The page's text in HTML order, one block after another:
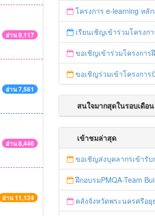
อ่าน 9,117
อ่าน 7,561
อ่าน 8,446
อ่าน 11,124
โครงการ e-learning หลักสูตร
เรียนเชิญเข้าร่วมโครงการอบรมจดหมายเหตุป
ขอเชิญเข้าร่วมโครงการฝึกอบรมของมู
ขอเชิญร่วมเข้าโครงการปัจฉิมนิเท
สนใจมากสุดในรอบเดือน
เข้าชมล่าสุด
ขอเชิญส่งบุคลากรเข้ารับ
ฝึกอบรมPMQA-Team
คลังจังหวัดพระนครศรีอยุธยา จัดโครงการฝึกอบรมเชิงปฏิบัติการ